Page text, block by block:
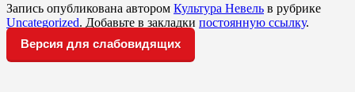
Запись опубликована автором Культура Невель в рубрике
Uncategorized. Добавьте в закладки постоянную ссылку.
Версия для слабовидящих